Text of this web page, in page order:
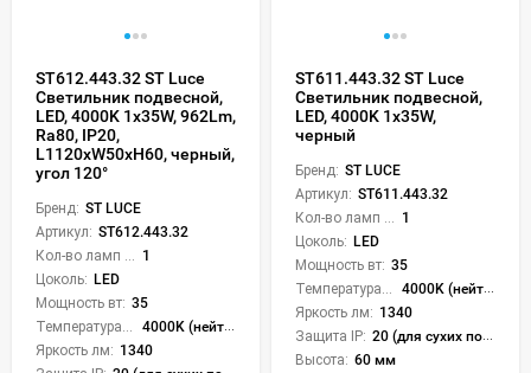
ST612.443.32 ST Luce
Светильник подвесной,
LED, 4000K 1х35W, 962Lm,
Ra80, IP20,
L1120xW50xH60, черный,
угол 120°
Бренд: ST LUCE
Артикул: ST612.443.32
1
Цоколь: LED
Мощность вт: 35
4000K (нейтральный)
Яркость лм: 1340
ST611.443.32 ST Luce
Светильник подвесной,
LED, 4000K 1х35W,
черный
Бренд: ST LUCE
Артикул: ST611.443.32
1
Цоколь: LED
Мощность вт: 35
4000K (нейтральный)
Яркость лм: 1340
Защита IP: 20 (для сухих пом.)
Высота: 60 мм